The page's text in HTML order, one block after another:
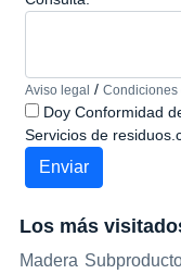
Aviso legal / Condiciones
Doy Conformidad
Servicios de
Los más
Madera